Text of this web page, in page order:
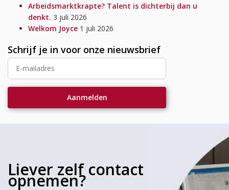
Arbeidsmarktkrapte? Talent is dichterbij dan u
denkt. 3 juli 2026
Welkom Joyce 1 juli 2026
Schrijf je in voor onze nieuwsbrief
Liever zelf contact
opnemen?